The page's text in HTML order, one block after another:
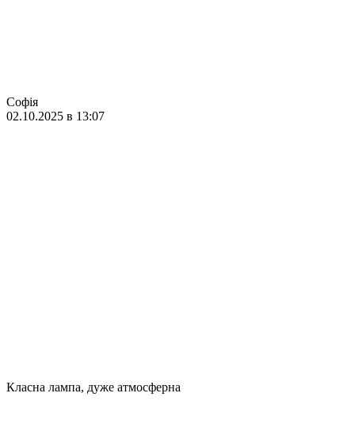
Софія
02.10.2025 в 13:07
Класна лампа, дуже атмосферна